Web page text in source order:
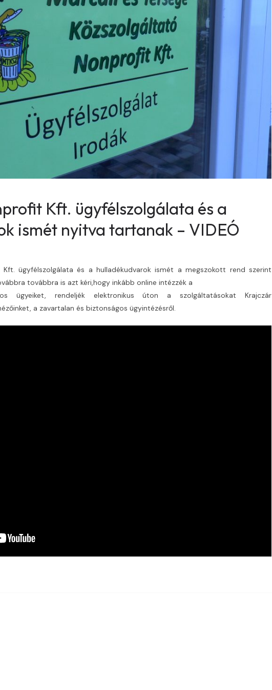
Kft. ügyfélszolgálata és a
ismét nyitva tartanak – VIDEÓ
ügyfélszolgálata és a hulladékudvarok ismét a megszokott rend szerint
továbbra is azt kéri,hogy inkább online intézzék a
ügyeiket, rendeljék elektronikus úton a szolgáltatásokat Krajczár
a zavartalan és biztonságos ügyintézésről.